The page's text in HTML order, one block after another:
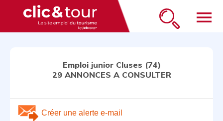
menu
Emploi junior Cluses (74)
29 ANNONCES A CONSULTER
Créer une alerte e-mail